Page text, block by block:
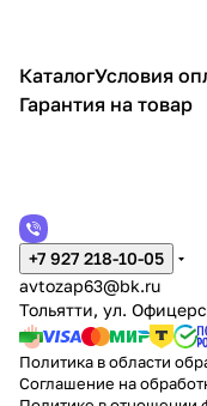
КаталогУсловия
Гарантия на товар
+7 927 218-10-05
avtozap63@bk.ru
Тольятти, ул.
Политика в области
Соглашение на